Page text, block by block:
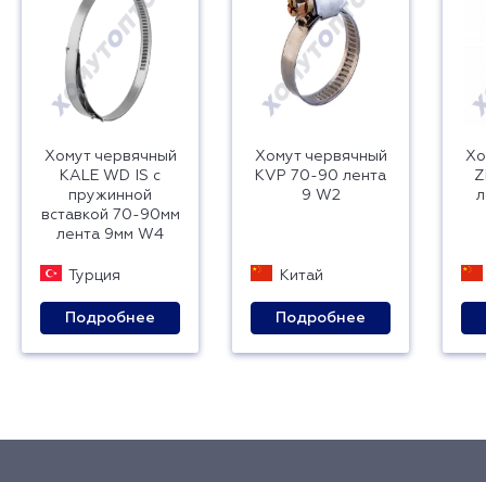
Хомут червячный
KALE WD IS с
пружинной
вставкой 70-90мм
лента 9мм W4
Турция
Подробнее
Хомут червячный
KVP 70-90 лента
9 W2
Китай
Подробнее